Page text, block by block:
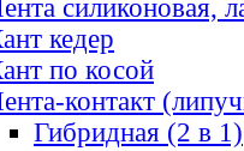
силиконовая,
кедер
по косой
контакт
Гибридная (2 в 1)